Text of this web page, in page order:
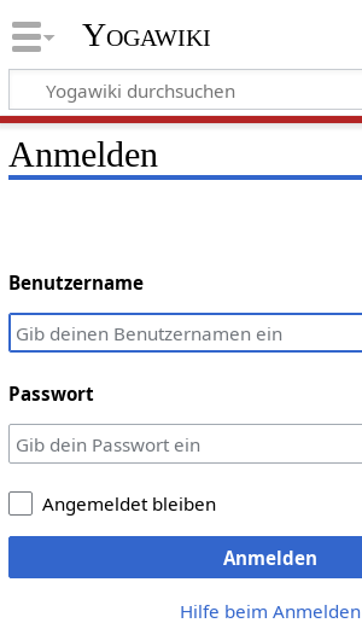
Yogawiki
Anmelden
Benutzername
Passwort
Angemeldet bleiben
Anmelden
Hilfe beim Anmelden